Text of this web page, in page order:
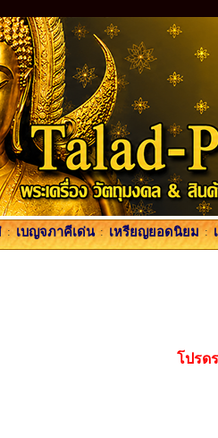
: เบญจภาคีเด่น : เหรียญยอดนิยม :
โปรด